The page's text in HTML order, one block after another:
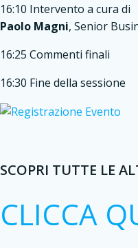
16:10 Intervento a cura di
Paolo Magni, Senior
16:25 Commenti finali
16:30 Fine della sessione
SCOPRI TUTTE LE
CLICCA